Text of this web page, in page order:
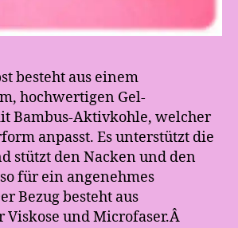
besteht aus einem
hochwertigen Gel-
Bambus-Aktivkohle, welcher
anpasst. Es unterstützt die
stützt den Nacken und den
für ein angenehmes
Bezug besteht aus
Viskose und Microfaser.Â